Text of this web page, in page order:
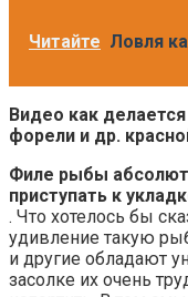
Читайте Ловля
Видео как
форели и др.
Филе рыбы
приступать к
. Что хотелось бы
удивление такую
и другие обладают
засолке их очень